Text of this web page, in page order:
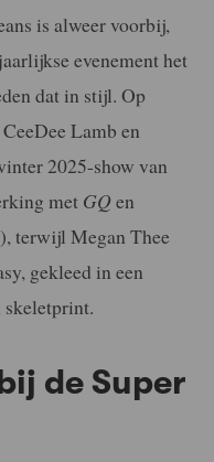
is alweer voorbij,
evenement het
dat in stijl. Op
Lamb en
2025-show van
met GQen
terwijl Megan Thee
gekleed in een
skeletprint.
de Super